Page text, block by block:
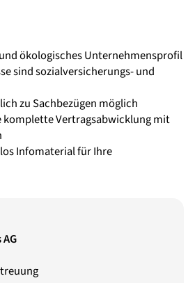
ökologisches Unternehmensprofil
sind sozialversicherungs- und
zu Sachbezügen möglich
komplette Vertragsabwicklung mit
Infomaterial für Ihre